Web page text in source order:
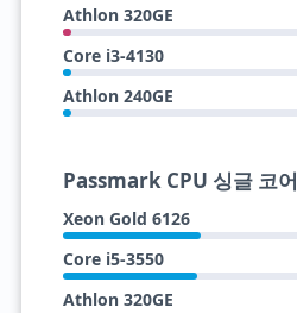
Athlon 320GE
Core i3-4130
Athlon 240GE
Passmark CPU 싱글 코어
Xeon Gold 6126
Core i5-3550
Athlon 320GE